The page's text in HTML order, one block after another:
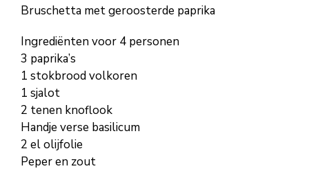
Bruschetta met geroosterde paprika
Ingrediënten voor 4 personen
3 paprika’s
1 stokbrood volkoren
1 sjalot
2 tenen knoflook
Handje verse basilicum
2 el olijfolie
Peper en zout